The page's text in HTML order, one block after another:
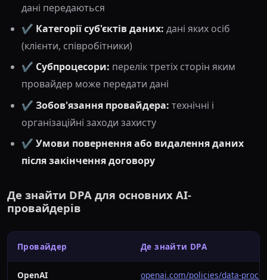
дані передаються
✔️ Категорії суб'єктів даних: дані яких осіб
(клієнти, співробітники)
✔️ Субпроцесори: перелік третіх сторін яким
провайдер може передати дані
✔️ Зобов'язання провайдера: технічні і
організаційні заходи захисту
✔️ Умови повернення або видалення даних
після закінчення договору
Де знайти DPA для основних AI-
провайдерів
Провайдер Де знайти DPA
OpenAI openai.com/policies/data-